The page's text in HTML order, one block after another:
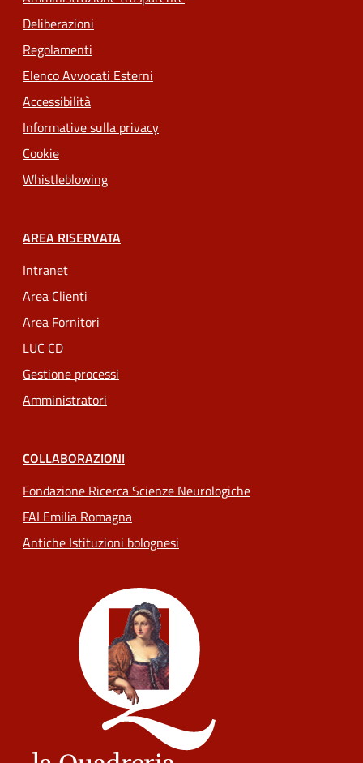
Deliberazioni
Regolamenti
Elenco Avvocati Esterni
Accessibilità
Informative sulla privacy
Cookie
Whistleblowing
AREA RISERVATA
Intranet
Area Clienti
Area Fornitori
LUC CD
Gestione processi
Amministratori
COLLABORAZIONI
Fondazione Ricerca Scienze Neurologiche
FAI Emilia Romagna
Antiche Istituzioni bolognesi